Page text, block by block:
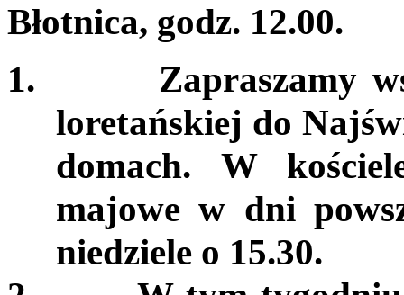
Błotnica, godz. 12.00.
1.
Zapraszamy
loretańskiej do
domach. W
majowe w dni
niedziele o 15.30.